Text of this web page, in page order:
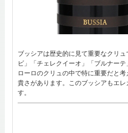
ブッシアは歴史的に見て重要なクリ
ビ」「チェレクイーオ」「ブルナー
ローロのクリュの中で特に重要だと
貴さがあります。このブッシアもエレ
す。